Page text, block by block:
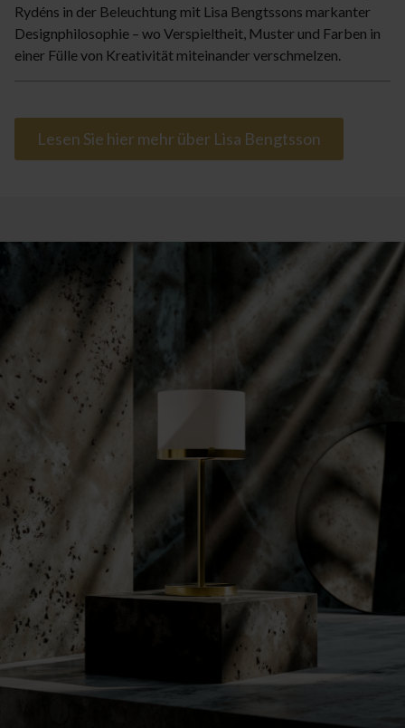
Rydéns in der Beleuchtung mit Lisa Bengtssons markanter
Designphilosophie – wo Verspieltheit, Muster und Farben in
einer Fülle von Kreativität miteinander verschmelzen.
Lesen Sie hier mehr über Lisa Bengtsson